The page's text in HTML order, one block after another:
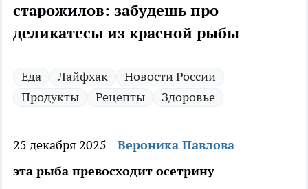
старожилов: забудешь про
деликатесы из красной рыбы
Еда Лайфхак
Новости России
Продукты
Рецепты Здоровье
25 декабря 2025
Вероника Павлова
эта рыба превосходит осетрину